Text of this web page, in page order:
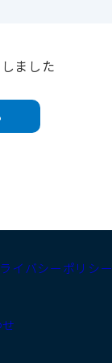
ました
イバシーポリシー